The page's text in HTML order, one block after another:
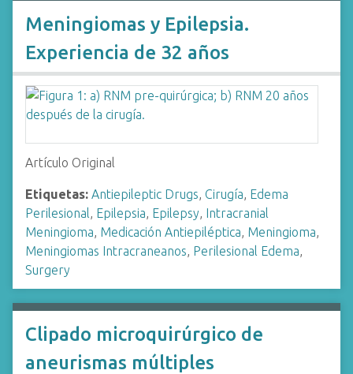
Meningiomas y Epilepsia.
Experiencia de 32 años
Artículo Original
Etiquetas: Antiepileptic Drugs, Cirugía, Edema
Perilesional, Epilepsia, Epilepsy, Intracranial
Meningioma, Medicación Antiepiléptica, Meningioma,
Meningiomas Intracraneanos, Perilesional Edema,
Surgery
Clipado microquirúrgico de
aneurismas múltiples